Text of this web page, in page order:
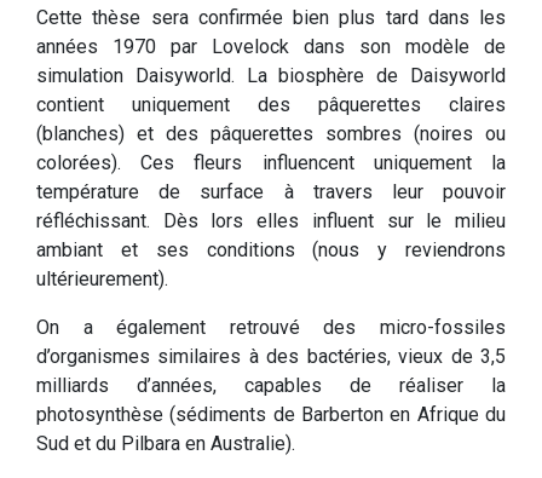
Cette thèse sera confirmée bien plus tard dans les
années 1970 par Lovelock dans son modèle de
simulation Daisyworld. La biosphère de Daisyworld
contient uniquement des pâquerettes claires
(blanches) et des pâquerettes sombres (noires ou
colorées). Ces fleurs influencent uniquement la
température de surface à travers leur pouvoir
réfléchissant. Dès lors elles influent sur le milieu
ambiant et ses conditions (nous y reviendrons
ultérieurement).
On a également retrouvé des micro-fossiles
d’organismes similaires à des bactéries, vieux de 3,5
milliards d’années, capables de réaliser la
photosynthèse (sédiments de Barberton en Afrique du
Sud et du Pilbara en Australie).